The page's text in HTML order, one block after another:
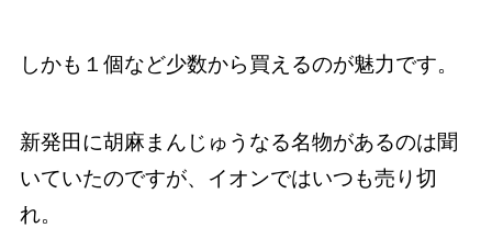
しかも１個など少数から買えるのが魅力です。
新発田に胡麻まんじゅうなる名物があるのは聞
いていたのですが、イオンではいつも売り切
れ。